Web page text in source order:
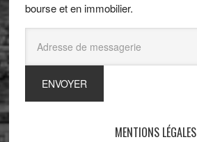
bourse et en immobilier.
MENTIONS LÉGALES